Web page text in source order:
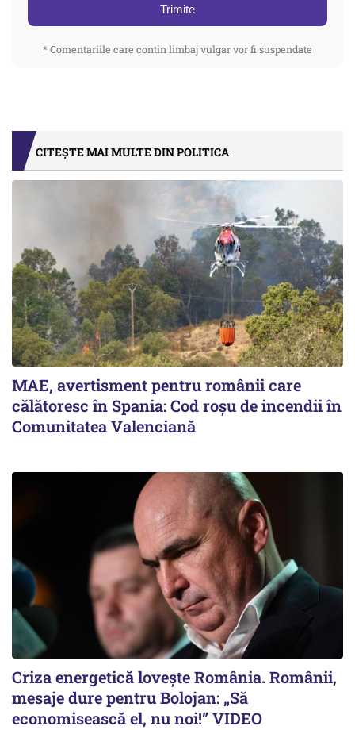
Trimite
* Comentariile care contin limbaj vulgar vor fi suspendate
CITEȘTE MAI MULTE DIN POLITICA
MAE, avertisment pentru românii care
călătoresc în Spania: Cod roșu de incendii în
Comunitatea Valenciană
Criza energetică lovește România. Românii,
mesaje dure pentru Bolojan: „Să
economisească el, nu noi!” VIDEO